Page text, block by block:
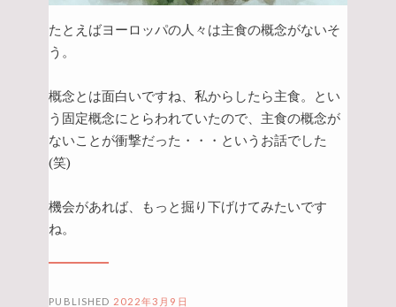
たとえばヨーロッパの人々は主食の概念がないそ
う。
概念とは面白いですね、私からしたら主食。とい
う固定概念にとらわれていたので、主食の概念が
ないことが衝撃だった・・・というお話でした
(笑)
機会があれば、もっと掘り下げけてみたいです
ね。
PUBLISHED 2022年3月9日